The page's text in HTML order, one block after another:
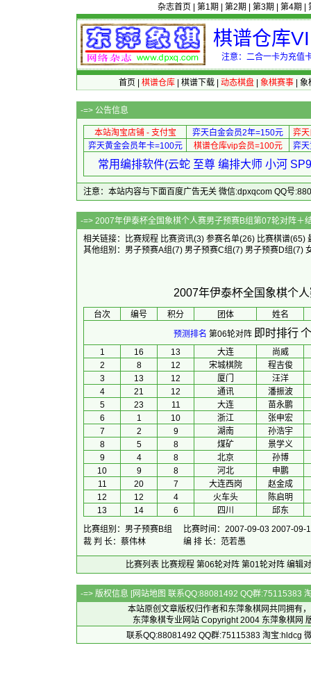
杂志首页 第1期 第2期 第3期 第4期
棋谱仓库
注意：二合一卡为充值
首页 棋谱仓库| 棋谱下载| 动态棋盘| 象棋赛事| 象
-=> 公告信息
本站淘宝店铺 - 支付宝 弈天白金会员2年=150元
弈
弈天黄金会员年卡=100元
棋谱仓库vip会员=100元 弈
常用编排软件(云蛇 至尊 编排大师 小河
注意：本站内容与下面百度广告无关 微信:dpxqcom QQ号
-=> 2007年伊泰杯全国象棋个人赛男子
相关链接：
比赛规程 比赛资讯(3) 参赛名单(26) 比赛棋谱(65)
其他组别： 男子预赛A组(7) 男子预赛C组(7) 男子预赛D组(7)
2007年伊泰杯全国象棋个
台次 编号 积分 团体
姓名
预测排名 第06轮对阵 即时排行
1 16 13 大连
尚威
2
8 12 宋城棋院
程吉俊
3
13 12 厦门
汪洋
4
21 12 通讯
潘振波
5
23 11 大连
苗永鹏
6
1 10 浙江
张申宏
7
2 9 湖南
孙浩宇
8
5 8 煤矿
景学义
9
4 8 北京
孙博
10
9 8 河北
申鹏
11
20 7 大连西岗
赵金成
12
12 4 火车头
陈启明
13
14 6 四川
邱东
比赛组别：男子预赛B组
比赛时间：2007-09-03 2007-09-
裁 判 长：蔡伟林
编 排 长：范若愚
比赛列表 比赛规程 第06轮对阵 第01轮对阵 编辑
-=> 版权信息 [网站地图 联系QQ:88081492 QQ群:75115383
本站原创文章版权归作者和 东萍象棋网共同拥有
东萍象棋专业网站 Copyright 2004 东萍象棋网
联系QQ:88081492 QQ群:75115383 淘宝:hldcg